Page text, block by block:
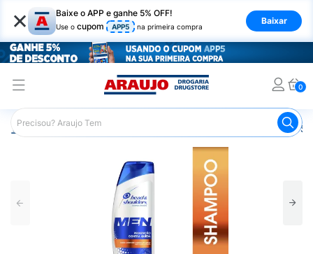
× Baixe o APP e ganhe 5% OFF!
Use o cupom APP5 na primeira compra
Baixar
0
Araujo Cabelo Cabelos com Queda